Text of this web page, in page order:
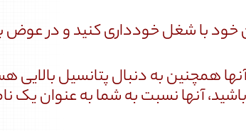
خود با شغل خودداری کنید و در عوض
همچنین به دنبال پتانسیل بالایی
آنها نسبت به شما به عنوان یک